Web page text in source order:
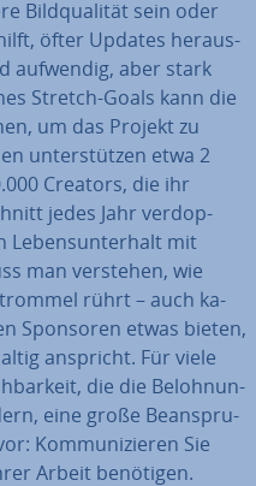
Bild­qua­li­tät sein oder
öfter Updates her­aus­
aufwendig, aber stark
Stretch-Goals kann die
um das Projekt zu
un­ter­stüt­zen etwa 2
Creators, die ihr
jedes Jahr ver­dop­
Le­bens­un­ter­halt mit
man verstehen, wie
rührt – auch ka­
Sponsoren etwas bieten,
anspricht. Für viele
die die Be­loh­nun­
eine große Be­an­spru­
Kom­mu­ni­zie­ren Sie
Arbeit benötigen.